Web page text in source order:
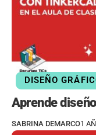
DISEÑO
Aprende
SABRINA DEMARCO1